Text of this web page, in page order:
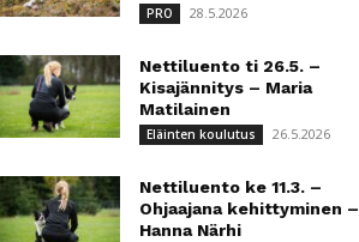
PRO 28.5.2026
Nettiluento ti 26.5. –
Kisajännitys – Maria
Matilainen
Eläinten koulutus 26.5.2026
Nettiluento ke 11.3. –
Ohjaajana kehittyminen –
Hanna Närhi